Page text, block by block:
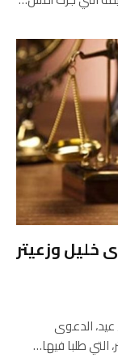
خليل وزعيتر
الدعوى
التي طلبا فيها…